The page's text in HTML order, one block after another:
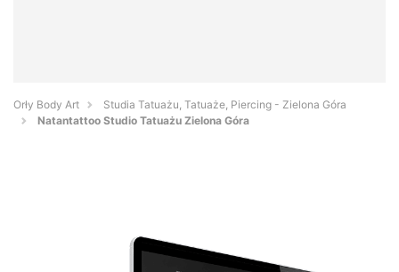
Orły Body Art
Studia Tatuażu, Tatuaże, Piercing - Zielona Góra
Natantattoo Studio Tatuażu Zielona Góra